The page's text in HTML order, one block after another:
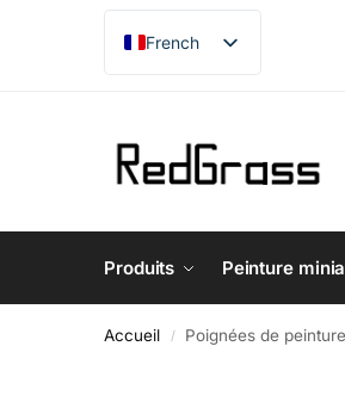
French
English
Japanese
Produits Peinture
Accueil / Poignées de peinture